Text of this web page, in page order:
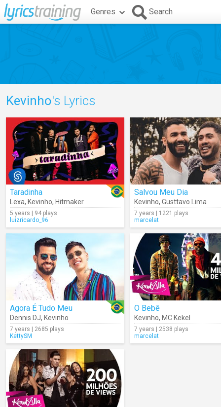
Genres Search
Kevinho's Lyrics
Taradinha
Lexa, Kevinho, Hitmaker
5 years | 94 plays
luizricardo_96
Salvou Meu Dia
Kevinho, Gusttavo Lima
7 years | 1221 plays
marcelat
Agora É Tudo Meu
Dennis DJ, Kevinho
7 years | 2685 plays
KettySM
O Bebê
Kevinho, MC Kekel
7 years | 2538 plays
marcelat